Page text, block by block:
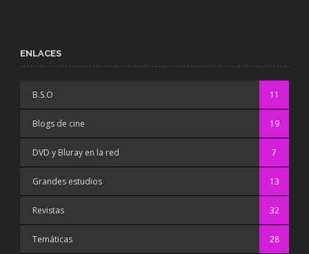
ENLACES
B.S.O 11
Blogs de cine 19
DVD y Bluray en la red 7
Grandes estudios 13
Revistas 32
Temáticas 28